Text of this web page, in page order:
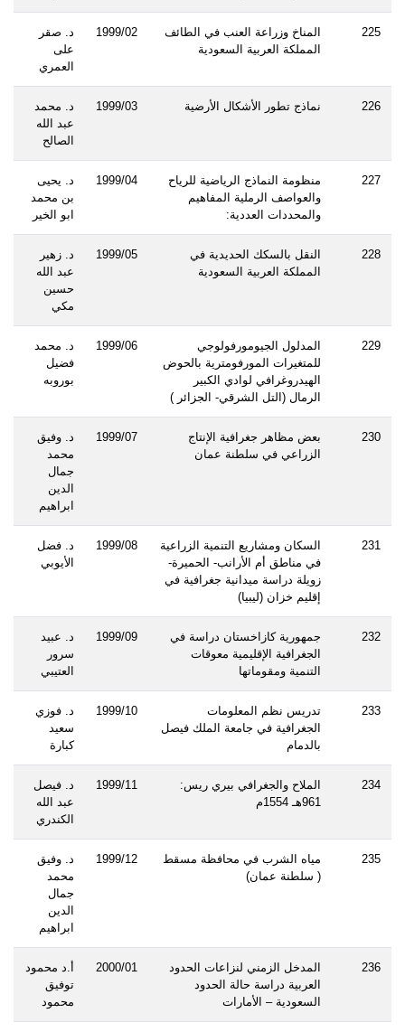
225
المناخ وزراعة العنب في الطائف
المملكة العربية السعودية
1999/02
د. صقر
على
العمري
226 نماذج تطور الأشكال الأرضية 1999/03
د. محمد
عبد الله
الصالح
227
منظومة النماذج الرياضية للرياح
والعواصف الرملية المفاهيم
والمحددات العددية:
1999/04
د. يحيى
بن محمد
ابو الخير
228
النقل بالسكك الحديدية في
المملكة العربية السعودية
1999/05
د. زهير
عبد الله
حسين
مكي
229
المدلول الجيومورفولوجي
للمتغيرات المورفومترية بالحوض
الهيدروغرافي لوادي الكبير
الرمال (التل الشرقي- الجزائر )
1999/06
د. محمد
فضيل
بوروبه
230
بعض مظاهر جغرافية الإنتاج
الزراعي في سلطنة عمان
1999/07
د. وفيق
محمد
جمال
الدين
ابراهيم
231
السكان ومشاريع التنمية الزراعية
في مناطق أم الأرانب- الحميرة-
زويلة دراسة ميدانية جغرافية في
إقليم خزان (ليبيا)
1999/08
د. فضل
الأيوبي
232
جمهورية كازاخستان دراسة في
الجغرافية الإقليمية معوقات
التنمية ومقوماتها
1999/09
د. عبيد
سرور
العتيبي
233
تدريس نظم المعلومات
الجغرافية في جامعة الملك فيصل
بالدمام
1999/10
د. فوزي
سعيد
كبارة
234
الملاح والجغرافي بيري ريس:
961هـ 1554م
1999/11
د. فيصل
عبد الله
الكندري
235
مياه الشرب في محافظة مسقط
( سلطنة عمان)
1999/12
د. وفيق
محمد
جمال
الدين
ابراهيم
236
المدخل الزمني لنزاعات الحدود
العربية دراسة حالة الحدود
السعودية – الأمارات
2000/01
أ.د محمود
توفيق
محمود